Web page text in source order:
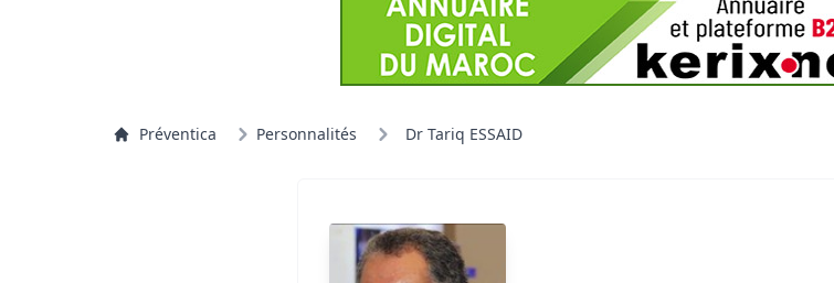
Préventica Personnalités Dr Tariq ESSAID